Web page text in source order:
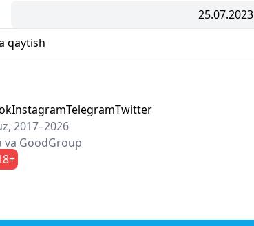
25.07.2023
qaytish
InstagramTelegramTwitter
2017–2026
va GoodGroup